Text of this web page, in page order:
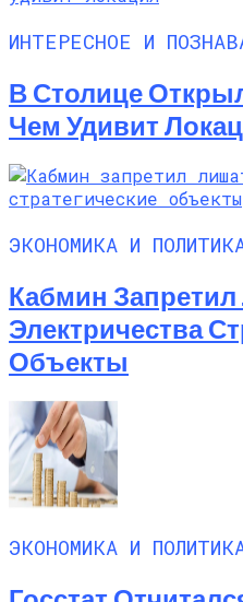
ИНТЕРЕСНОЕ И
В Столице
Чем Удивит
ЭКОНОМИКА И
Кабмин
Электричества
Объекты
ЭКОНОМИКА И